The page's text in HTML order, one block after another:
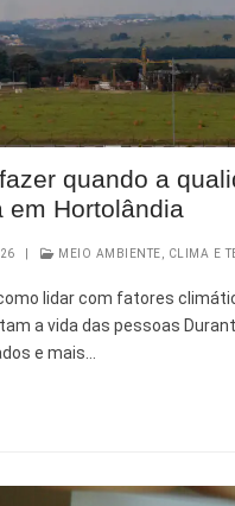
quando a
em Hortolândia
MEIO AMBIENTE, CLIMA E
lidar com fatores
a vida das pessoas
e mais…